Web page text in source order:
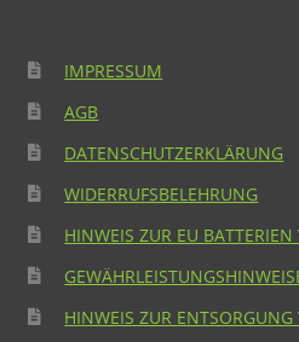
IMPRESSUM
AGB
DATENSCHUTZERKLÄRUNG
WIDERRUFSBELEHRUNG
HINWEIS ZUR EU
HINWEIS ZUR ENTSORGUNG